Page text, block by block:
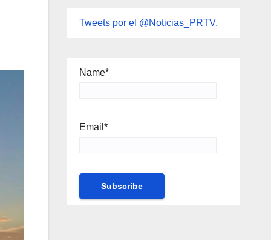
Tweets por el @Noticias_PRTV.
Name*
Email*